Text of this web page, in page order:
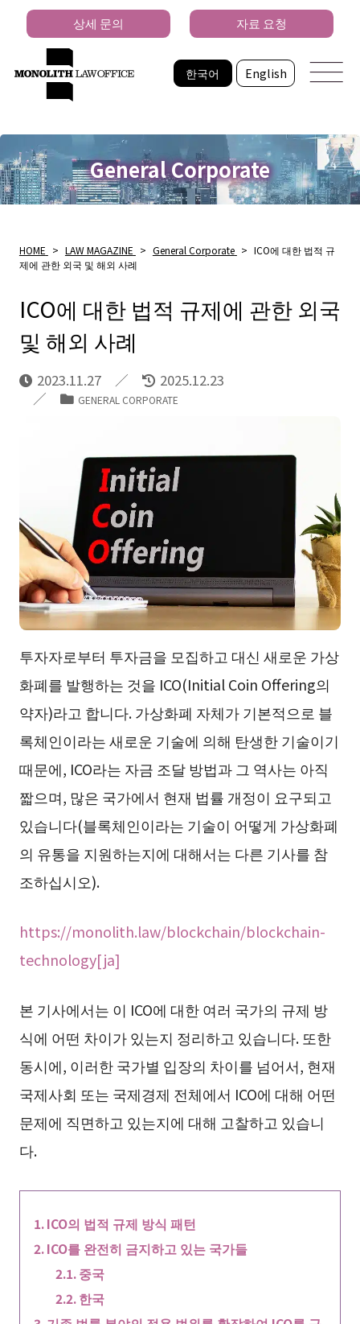
한국어 English
상세 문의 자료 요청
General Corporate
HOME > LAW MAGAZINE > General Corporate > ICO에 대한 법적 규
제에 관한 외국 및 해외 사례
ICO에 대한 법적 규제에 관한 외국
및 해외 사례
2023.11.27 2025.12.23
GENERAL CORPORATE
투자자로부터 투자금을 모집하고 대신 새로운 가상
화폐를 발행하는 것을 ICO(Initial Coin Offering의
약자)라고 합니다. 가상화폐 자체가 기본적으로 블
록체인이라는 새로운 기술에 의해 탄생한 기술이기
때문에, ICO라는 자금 조달 방법과 그 역사는 아직
짧으며, 많은 국가에서 현재 법률 개정이 요구되고
있습니다(블록체인이라는 기술이 어떻게 가상화폐
의 유통을 지원하는지에 대해서는 다른 기사를 참
조하십시오).
https://monolith.law/blockchain/blockchain-
technology[ja]
본 기사에서는 이 ICO에 대한 여러 국가의 규제 방
식에 어떤 차이가 있는지 정리하고 있습니다. 또한
동시에, 이러한 국가별 입장의 차이를 넘어서, 현재
국제사회 또는 국제경제 전체에서 ICO에 대해 어떤
문제에 직면하고 있는지에 대해 고찰하고 있습니
다.
ICO의 법적 규제 방식 패턴
ICO를 완전히 금지하고 있는 국가들
중국
한국